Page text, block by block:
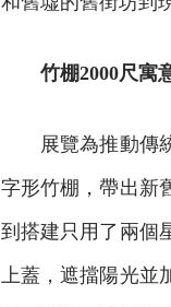
竹棚2000尺寓
展覽為推動傳統
字形竹棚，帶出新
到搭建只用了兩個
上蓋，遮擋陽光並